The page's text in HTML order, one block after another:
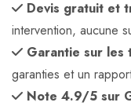
Devis gratuit et
intervention, aucune
Garantie sur les
garanties et un
Note 4.9/5 sur